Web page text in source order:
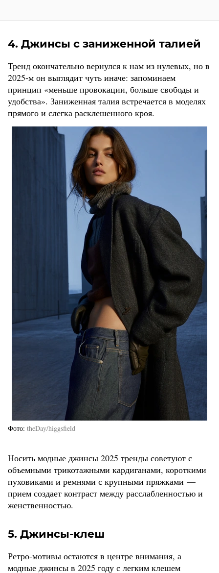
4. Джинсы с заниженной талией
Тренд окончательно вернулся к нам из нулевых, но в
2025-м он выглядит чуть иначе: запоминаем
принцип «меньше провокации, больше свободы и
удобства». Заниженная талия встречается в моделях
прямого и слегка расклешенного кроя.
Фото theDay/higgsfield
Носить модные джинсы 2025 тренды советуют с
объемными трикотажными кардиганами, короткими
пуховиками и ремнями с крупными пряжками —
прием создает контраст между расслабленностью и
женственностью.
5. Джинсы-клеш
Ретро-мотивы остаются в центре внимания, а
модные джинсы в 2025 году с легким клешем